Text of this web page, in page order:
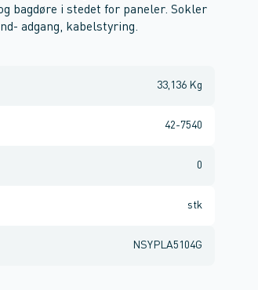
bagdøre i stedet for paneler. Sokler
adgang, kabelstyring.
33,136 Kg
42-7540
0
stk
NSYPLA5104G